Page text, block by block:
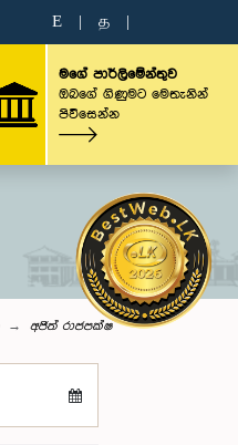
E த
මගේ පාර්ලිමේන්තුව
ඔබගේ ගිණුමට මෙතැනින්
පිවිසෙන්න
අජිත් රාජපක්ෂ